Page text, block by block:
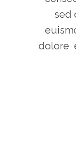
sed
dolore